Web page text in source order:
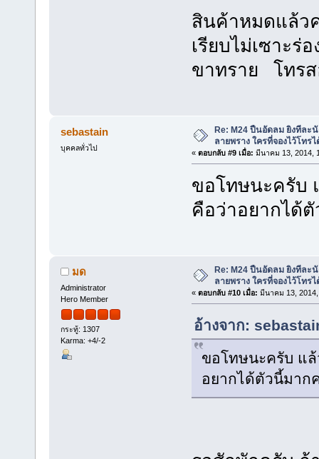
สินค้าหมดแล้ว
เรียบไม่เซาะร่
ขาทราย โทรส
sebastain
บุคคลทั่วไป
Re: M24 ปืนอัดลม ยิงทีละ
ลายพราง ใครที่จองไว้โทร
« ตอบกลับ #9 เมื่อ: มีนาคม 13, 2014,
ขอโทษนะครับ
คือว่าอยากได้
มด
Administrator
Hero Member
กระทู้: 1307
Karma: +4/-2
Re: M24 ปืนอัดลม ยิงทีละ
ลายพราง ใครที่จองไว้โทร
« ตอบกลับ #10 เมื่อ: มีนาคม 13,
อ้างจาก:
ขอโทษนะครับ แล้
อยากได้ตัวนี้มาก